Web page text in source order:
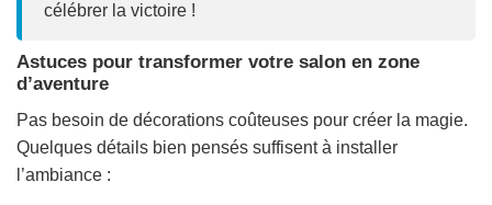
célébrer la victoire !
Astuces pour transformer votre salon en zone
d’aventure
Pas besoin de décorations coûteuses pour créer la magie.
Quelques détails bien pensés suffisent à installer
l’ambiance :